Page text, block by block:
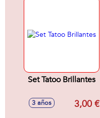
Set Tatoo Brillantes
3 años 3,00 €